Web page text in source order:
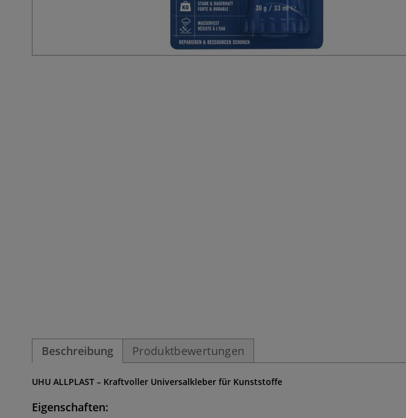
Beschreibung Produktbewertungen
UHU ALLPLAST – Kraftvoller Universalkleber für Kunststoffe
Eigenschaften: